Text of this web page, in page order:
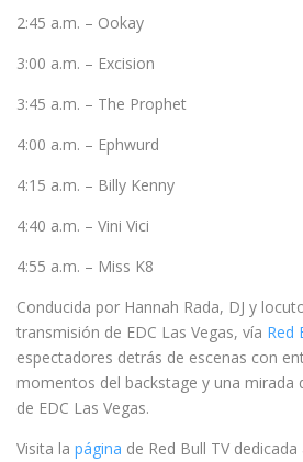
2:45 a.m. – Ookay
3:00 a.m. – Excision
3:45 a.m. – The Prophet
4:00 a.m. – Ephwurd
4:15 a.m. – Billy Kenny
4:40 a.m. – Vini Vici
4:55 a.m. – Miss K8
Conducida por Hannah Rada, DJ y
transmisión de EDC Las Vegas, vía Red
espectadores detrás de escenas con
momentos del backstage y una mirada
de EDC Las Vegas.
Visita la página de Red Bull TV